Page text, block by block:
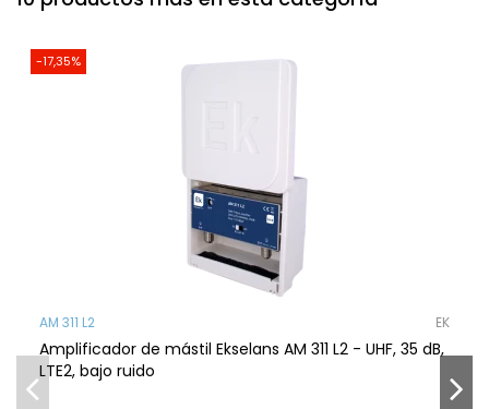
-17,35%
AM 311 L2 EK
Amplificador de mástil Ekselans AM 311 L2 - UHF, 35 dB,
LTE2, bajo ruido